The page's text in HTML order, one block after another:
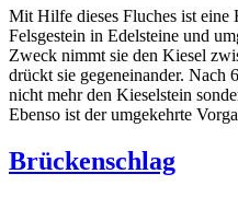
Mit Hilfe dieses Fluches ist eine
Felsgestein in Edelsteine und
Zweck nimmt sie den Kiesel
drückt sie gegeneinander. Nach
nicht mehr den Kieselstein
Ebenso ist der umgekehrte
Brückenschlag